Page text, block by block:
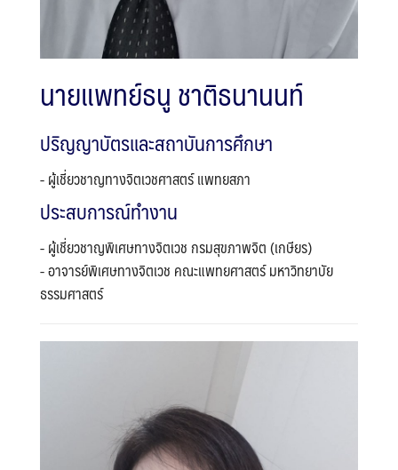
นายแพทย์ธนู ชาติธนานนท์
ปริญญาบัตรและสถาบันการศึกษา
- ผู้เชี่ยวชาญทางจิตเวชศาสตร์ แพทยสภา
ประสบการณ์ทำงาน
- ผู้เชี่ยวชาญพิเศษทางจิตเวช กรมสุขภาพจิต (เกษียร)
- อาจารย์พิเศษทางจิตเวช คณะแพทยศาสตร์ มหาวิทยาบัย
ธรรมศาสตร์